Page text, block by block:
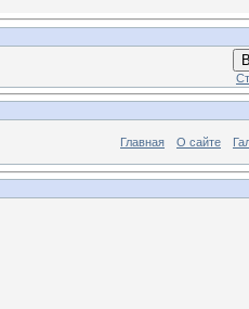
Главная О сайте